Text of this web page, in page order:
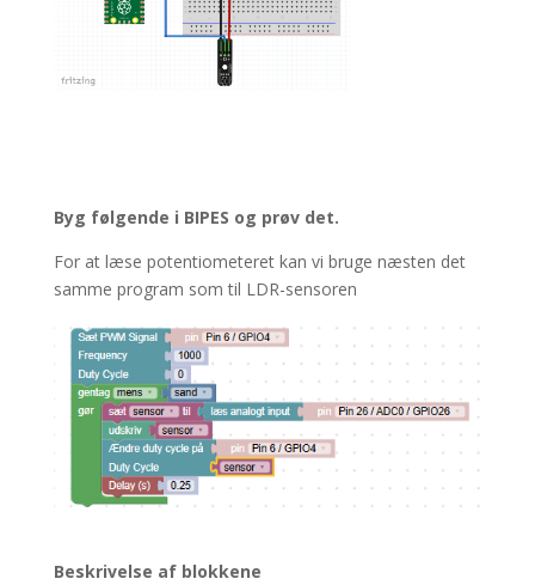
Byg følgende i BIPES og prøv det.
For at læse potentiometeret kan vi bruge næsten det
samme program som til LDR-sensoren
Beskrivelse af blokkene